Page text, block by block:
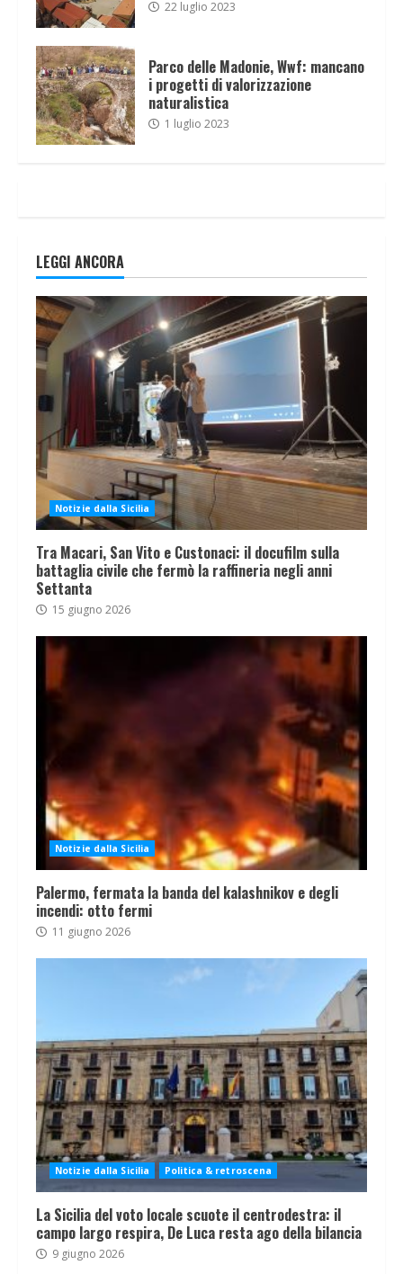
22 luglio 2023
Parco delle Madonie, Wwf: mancano
i progetti di valorizzazione
naturalistica
1 luglio 2023
LEGGI ANCORA
Notizie dalla Sicilia
Tra Macari, San Vito e Custonaci: il docufilm sulla
battaglia civile che fermò la raffineria negli anni
Settanta
15 giugno 2026
Notizie dalla Sicilia
Palermo, fermata la banda del kalashnikov e degli
incendi: otto fermi
11 giugno 2026
Notizie dalla Sicilia Politica & retroscena
La Sicilia del voto locale scuote il centrodestra: il
campo largo respira, De Luca resta ago della bilancia
9 giugno 2026